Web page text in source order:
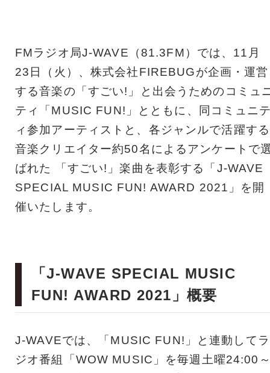
FMラジオ局J-WAVE（81.3FM）では、11月
23日（火）、株式会社FIREBUGが企画・運営
する音楽の「すごい!」と出会うためのコミュ
ティ「MUSIC FUN!」とともに、同コミュニ
ィ参加アーティストと、各ジャンルで活躍する
音楽クリエイター約50名によるアンケートで
ばれた 「すごい!」楽曲を表彰する「J-WAVE
SPECIAL MUSIC FUN! AWARD 2021」を開
催いたします。
「J-WAVE SPECIAL MUSIC
FUN! AWARD 2021」概要
J-WAVEでは、「MUSIC FUN!」と連動してラ
ジオ番組「WOW MUSIC」を毎週土曜24:00